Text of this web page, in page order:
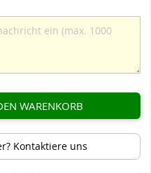
WARENKORB
Kontaktiere uns